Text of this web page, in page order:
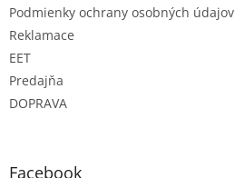
Podmienky ochrany osobných údajov
Reklamace
EET
Predajňa
DOPRAVA
Facebook